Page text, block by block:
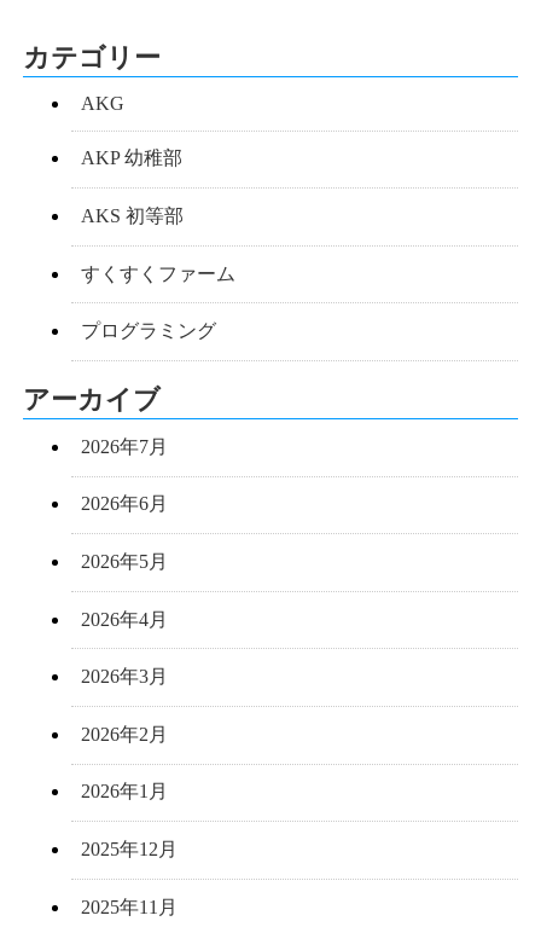
カテゴリー
AKG
AKP 幼稚部
AKS 初等部
すくすくファーム
プログラミング
アーカイブ
2026年7月
2026年6月
2026年5月
2026年4月
2026年3月
2026年2月
2026年1月
2025年12月
2025年11月